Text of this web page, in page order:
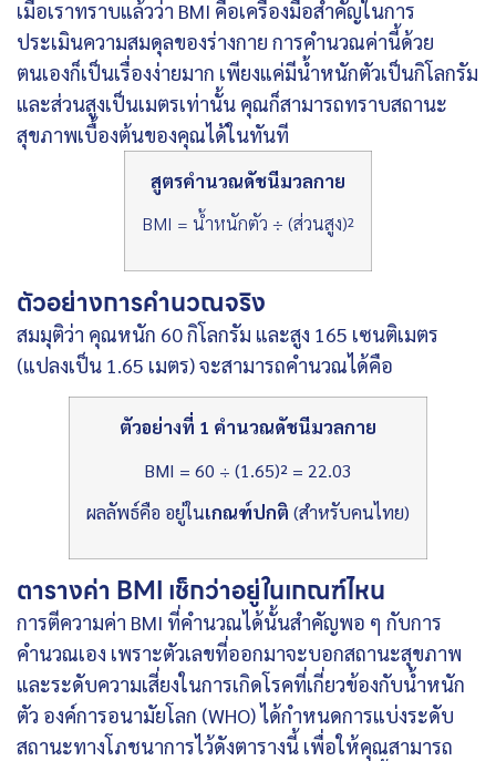
เมื่อเราทราบแล้วว่า BMI คือเครื่องมือสำคัญในการ
ประเมินความสมดุลของร่างกาย การคำนวณค่านี้ด้วย
ตนเองก็เป็นเรื่องง่ายมาก เพียงแค่มีน้ำหนักตัวเป็นกิโลกรัม
และส่วนสูงเป็นเมตรเท่านั้น คุณก็สามารถทราบสถานะ
สุขภาพเบื้องต้นของคุณได้ในทันที
สูตรคำนวณดัชนีมวลกาย
BMI = น้ำหนักตัว ÷ (ส่วนสูง)²
ตัวอย่างการคำนวณจริง
สมมุติว่า คุณหนัก 60 กิโลกรัม และสูง 165 เซนติเมตร
(แปลงเป็น 1.65 เมตร) จะสามารถคำนวณได้คือ
ตัวอย่างที่ 1 คำนวณดัชนีมวลกาย
BMI = 60 ÷ (1.65)² = 22.03
ผลลัพธ์คือ อยู่ในเกณฑ์ปกติ (สำหรับคนไทย)
ตารางค่า BMI เช็กว่าอยู่ในเกณฑ์ไหน
การตีความค่า BMI ที่คำนวณได้นั้นสำคัญพอ ๆ กับการ
คำนวณเอง เพราะตัวเลขที่ออกมาจะบอกสถานะสุขภาพ
และระดับความเสี่ยงในการเกิดโรคที่เกี่ยวข้องกับน้ำหนัก
ตัว องค์การอนามัยโลก (WHO) ได้กำหนดการแบ่งระดับ
สถานะทางโภชนาการไว้ดังตารางนี้ เพื่อให้คุณสามารถ